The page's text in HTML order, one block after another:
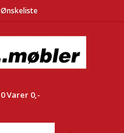
Ønskeliste
0Varer 0,-